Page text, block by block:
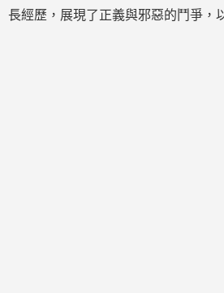
長經歷，展現了正義與邪惡的鬥爭，